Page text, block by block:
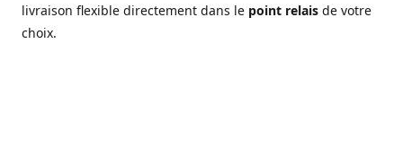
livraison flexible directement dans le point relais de votre
choix.